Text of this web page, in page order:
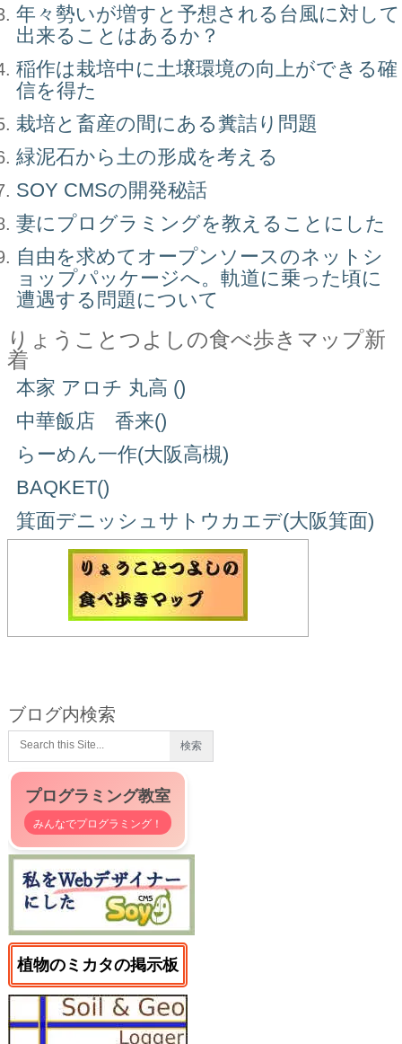
年々勢いが増すと予想される台風に対して
出来ることはあるか？
稲作は栽培中に土壌環境の向上ができる確
信を得た
栽培と畜産の間にある糞詰り問題
緑泥石から土の形成を考える
SOY CMSの開発秘話
妻にプログラミングを教えることにした
自由を求めてオープンソースのネットシ
ョップパッケージへ。軌道に乗った頃に
遭遇する問題について
りょうことつよしの食べ歩きマップ新
着
本家 アロチ 丸高 ()
中華飯店 香来()
らーめん一作(大阪高槻)
BAQKET()
箕面デニッシュサトウカエデ(大阪箕面)
ブログ内検索
プログラミング教室
みんなでプログラミング！
植物のミカタの掲示板